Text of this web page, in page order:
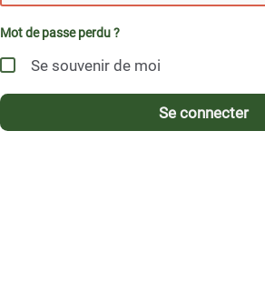
Mot de passe perdu ?
Se souvenir de moi
Se connecter